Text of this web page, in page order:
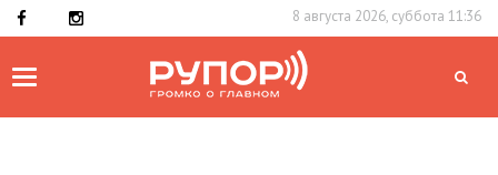
8 августа 2026, суббота 11:36
Toggle